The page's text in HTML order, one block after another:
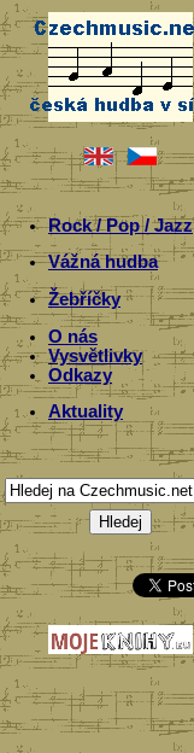
Rock / Pop / Jazz
Vážná hudba
Žebříčky
O nás
Vysvětlivky
Odkazy
Aktuality